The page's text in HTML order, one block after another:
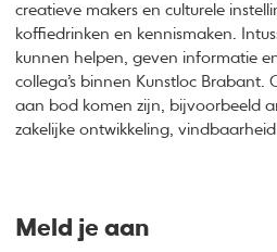
creatieve makers en culturele
koffiedrinken en kennismaken.
kunnen helpen, geven informatie
collega’s binnen Kunstloc Brabant.
aan bod komen zijn, bijvoorbeeld
zakelijke ontwikkeling,
Meld je aan